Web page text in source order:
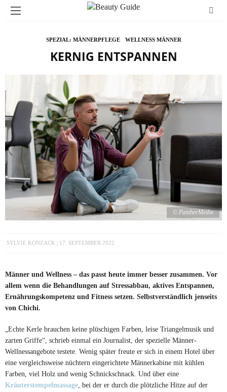
SPEZIAL: MÄNNERPFLEGE WELLNESS MÄNNER
KERNIG ENTSPANNEN
© PantherMedia
SYLVIE KONZACK 17. SEPTEMBER 2022
Männer und Wellness – das passt heute immer besser zusammen. Vor
allem wenn die Behandlungen auf Stressabbau, aktives Entspannen,
Ernährungskompetenz und Fitness setzen. Selbstverständlich jenseits
von Chichi.
„Echte Kerle brauchen keine plüschigen Farben, leise Triangelmusik und
zarten Griffe“, schrieb einmal ein Journalist, der spezielle Männer-
Wellnessangebote testete. Wenig später freute er sich in einem Hotel über
eine vergleichsweise nüchtern eingerichtete Männerkabine mit kühlen
Farben, viel Holz und wenig Schnickschnack. Und über eine
Kräuterstempelmassage , bei der er durch die plötzliche Hitze auf der